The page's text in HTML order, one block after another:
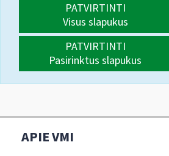
PATVIRTINTI
Visus slapukus
PATVIRTINTI
Pasirinktus slapukus
APIE VMI